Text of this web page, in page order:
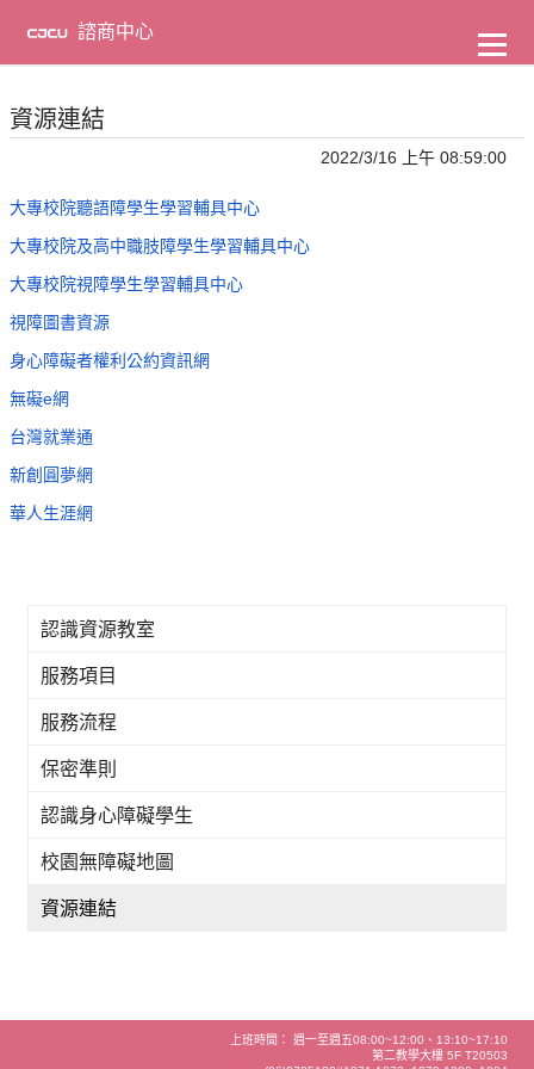
主
容
諮商中心
資源連結
2022/3/16 上午 08:59:00
大專校院聽語障學生學習輔具中心
大專校院及高中職肢障學生學習輔具中心
大專校院視障學生學習輔具中心
視障圖書資源
身心障礙者權利公約資訊網
無礙e網
台灣就業通
新創圓夢網
華人生涯網
認識資源教室
服務項目
服務流程
保密準則
認識身心障礙學生
校園無障礙地圖
資源連結
上班時間： 週一至週五08:00~12:00、13:10~17:10
第二教學大樓 5F T20503